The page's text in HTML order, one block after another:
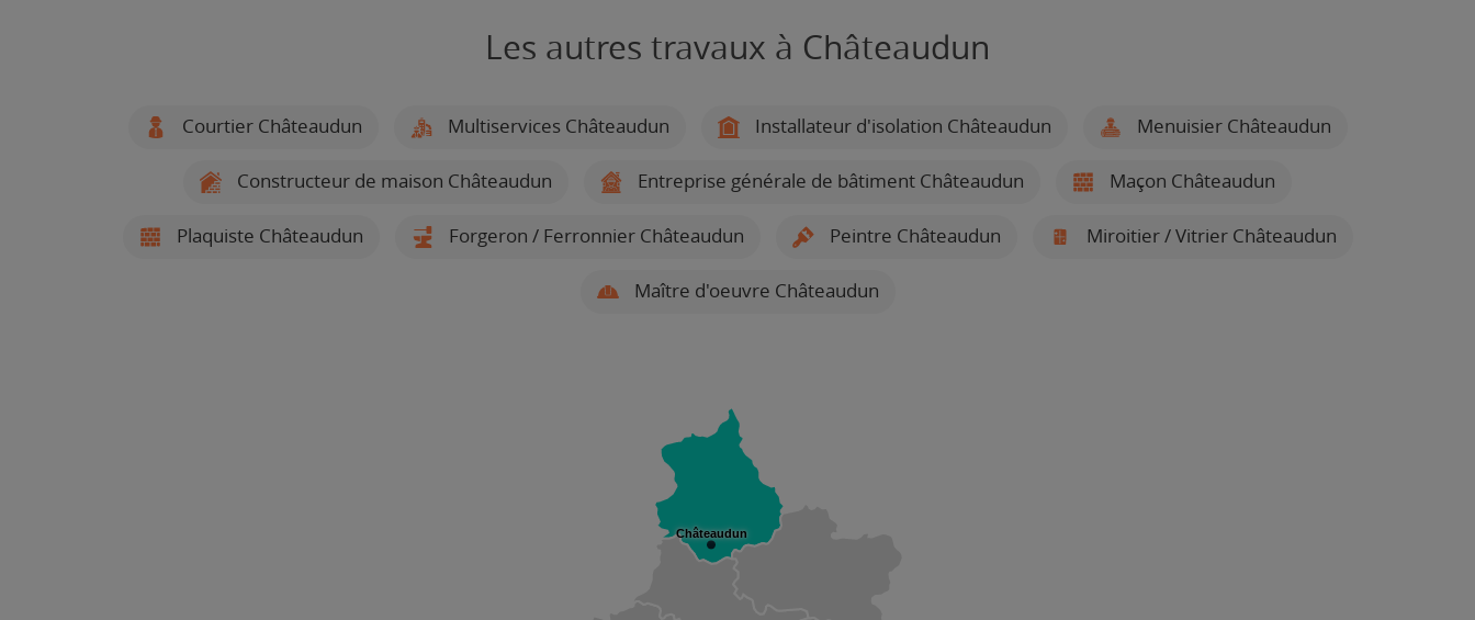
Les autres travaux à Châteaudun
Courtier Châteaudun Multiservices Châteaudun Installateur d'isolation Châteaudun Menuisier Châteaudun
Constructeur de maison Châteaudun Entreprise générale de bâtiment Châteaudun Maçon Châteaudun
Plaquiste Châteaudun Forgeron / Ferronnier Châteaudun Peintre Châteaudun Miroitier / Vitrier Châteaudun
Maître d'oeuvre Châteaudun
Châteaudun